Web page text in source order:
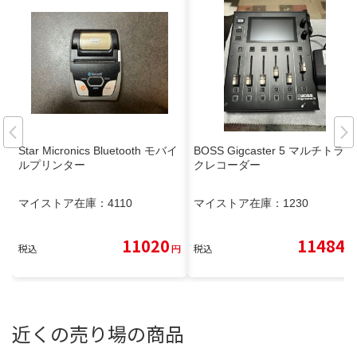
Star Micronics Bluetooth モバイ
ルプリンター
マイストア在庫： 4110
税込 11020円
BOSS Gigcaster 5 マルチトラッ
クレコーダー
マイストア在庫： 1230
税込 11484
近くの売り場の商品